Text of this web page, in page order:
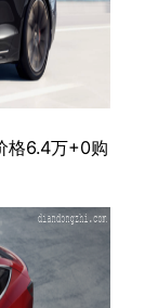
格6.4万+0购